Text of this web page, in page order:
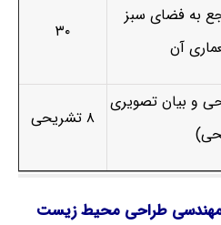
به فضای سبز
آن
۳۰
و بیان تصویری
۸ تشریحی
مهندسی طراحی محیط زیست